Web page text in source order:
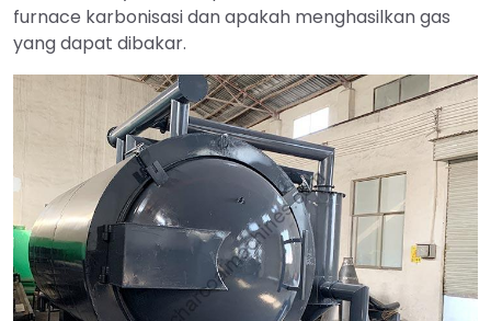
furnace karbonisasi dan apakah menghasilkan gas
yang dapat dibakar.